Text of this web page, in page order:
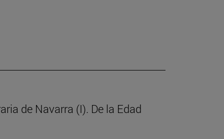
de Navarra (I). De la Edad